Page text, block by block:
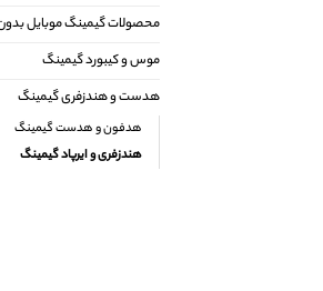
محصولات گیمینگ موبایل
موس و کیبورد گیمینگ
هدست و هندزفری گیمینگ
هدفون و هدست گیمینگ
هندزفری و ایرپاد گیمینگ